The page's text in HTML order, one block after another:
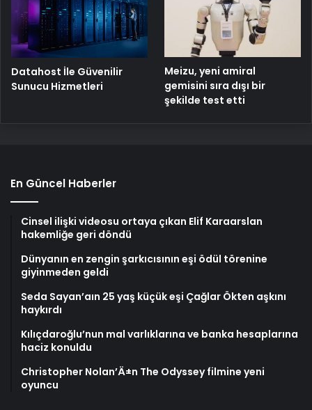
Datahost İle Güvenilir
Sunucu Hizmetleri
Meizu, yeni amiral
gemisini sıra dışı bir
şekilde test etti
En Güncel Haberler
Cinsel ilişki videosu ortaya çıkan Elif Karaarslan
hakemliğe geri döndü
Dünyanın en zengin şarkıcısının eşi ödül törenine
giyinmeden geldi
Seda Sayan’aın 25 yaş küçük eşi Çağlar Ökten aşkını
haykırdı
Kılıçdaroğlu’nun mal varlıklarına ve banka hesaplarına
haciz konuldu
Christopher Nolan’Ä±n The Odyssey filmine yeni
oyuncu